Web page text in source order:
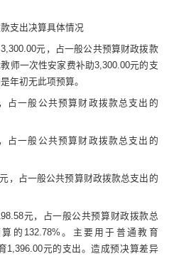
支出决算具体情况
3,300.00元 ，占一般公共预算财政拨款
师一次性安家费补助3,300.00元的 支
年初无此项预算。
，占一般公共预算财政拨款总支出的
，占一般公共预算财政拨款总支出的
元 ，占一般公共预算财政拨款总支出的
元，占一般公共预算财政拨款总
的 132.78% 。主要用于普通教育
1,396.00元的支出。造成预决算差异